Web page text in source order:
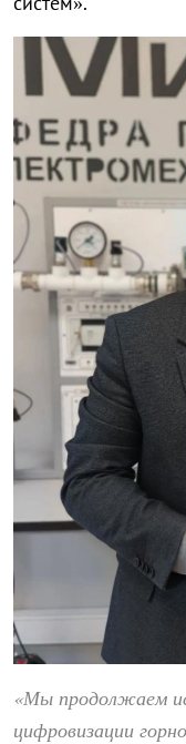
«Мы продолжаем
цифровизации